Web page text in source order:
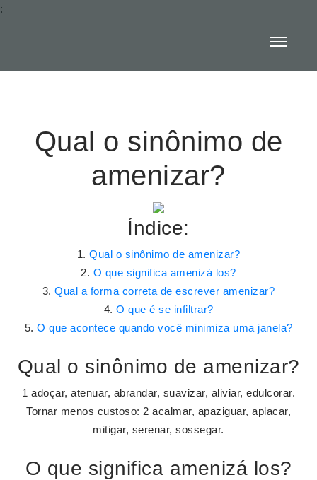
:
Qual o sinônimo de
amenizar?
Índice:
Qual o sinônimo de amenizar?
O que significa amenizá los?
Qual a forma correta de escrever amenizar?
O que é se infiltrar?
O que acontece quando você minimiza uma janela?
Qual o sinônimo de amenizar?
1 adoçar, atenuar, abrandar, suavizar, aliviar, edulcorar.
Tornar menos custoso: 2 acalmar, apaziguar, aplacar,
mitigar, serenar, sossegar.
O que significa amenizá los?